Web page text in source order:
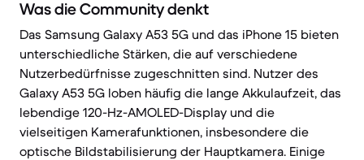
Was die Community denkt
Das Samsung Galaxy A53 5G und das iPhone 15 bieten
unterschiedliche Stärken, die auf verschiedene
Nutzerbedürfnisse zugeschnitten sind. Nutzer des
Galaxy A53 5G loben häufig die lange Akkulaufzeit, das
lebendige 120-Hz-AMOLED-Display und die
vielseitigen Kamerafunktionen, insbesondere die
optische Bildstabilisierung der Hauptkamera. Einige